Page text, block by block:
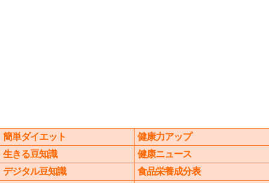
簡単ダイエット
健康力アップ
生きる豆知識
健康ニュース
デジタル豆知識
食品栄養成分表